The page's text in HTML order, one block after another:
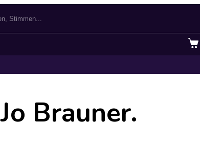
Jo Brauner.